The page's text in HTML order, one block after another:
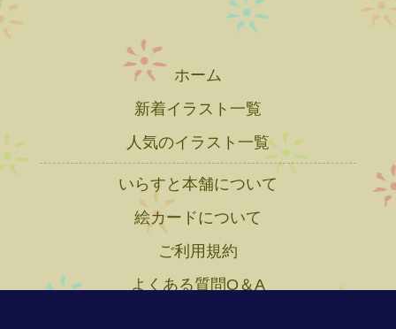
ホーム
新着イラスト一覧
人気のイラスト一覧
いらすと本舗について
絵カードについて
ご利用規約
よくある質問Q＆A